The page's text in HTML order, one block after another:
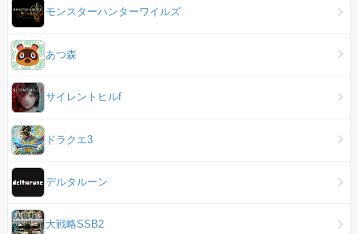
モンスターハンターワイルズ
あつ森
サイレントヒルf
ドラクエ3
デルタルーン
大戦略SSB2